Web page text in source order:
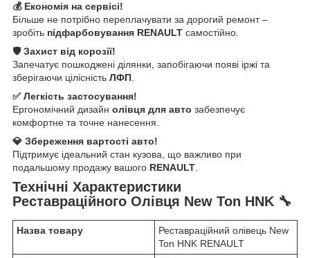
💰 Економія на сервісі!
Більше не потрібно переплачувати за дорогий ремонт –
зробіть підфарбовування RENAULT самостійно.
🛡️ Захист від корозії!
Запечатує пошкоджені ділянки, запобігаючи появі іржі та
зберігаючи цілісність ЛФП.
✅ Легкість застосування!
Ергономічний дизайн олівця для авто забезпечує
комфортне та точне нанесення.
💎 Збереження вартості авто!
Підтримує ідеальний стан кузова, що важливо при
подальшому продажу вашого RENAULT.
Технічні Характеристики
Реставраційного Олівця New Ton HNK 🔧
Назва товару
Реставраційний олівець New
Ton HNK RENAULT